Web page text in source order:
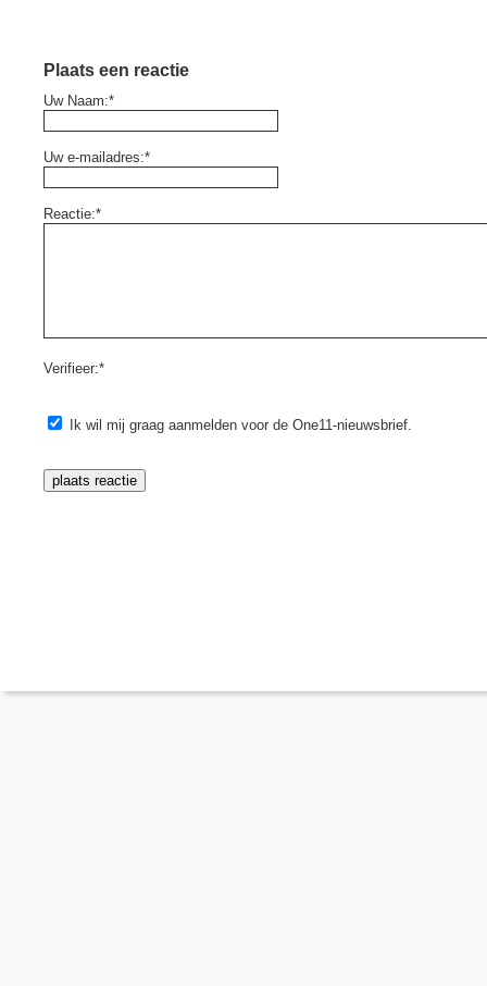
Plaats een reactie
Uw Naam:*
Uw e-mailadres:*
Reactie:*
Verifieer:*
Ik wil mij graag aanmelden voor de One11-nieuwsbrief.